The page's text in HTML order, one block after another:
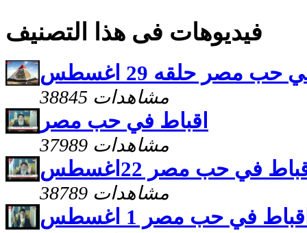
فيديوهات فى هذا التصنيف
مصر حلقه 29 اغسطس
38845 مشاهدات
اقباط في حب مصر
37989 مشاهدات
في حب مصر 22اغسطس
38789 مشاهدات
في حب مصر 1 اغسطس